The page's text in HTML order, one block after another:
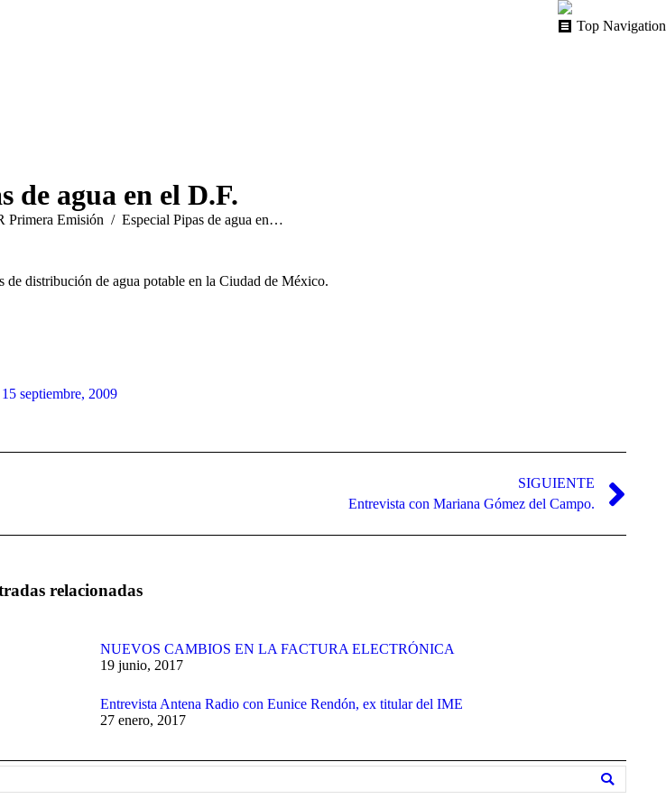
Top Navigation
de agua en el D.F.
Primera Emisión Especial Pipas de agua en…
de distribución de agua potable en la Ciudad de México.
15 septiembre, 2009
SIGUIENTE
Entrevista con Mariana Gómez del Campo.
relacionadas
NUEVOS CAMBIOS EN LA FACTURA ELECTRÓNICA
19 junio, 2017
Entrevista Antena Radio con Eunice Rendón, ex titular del IME
27 enero, 2017